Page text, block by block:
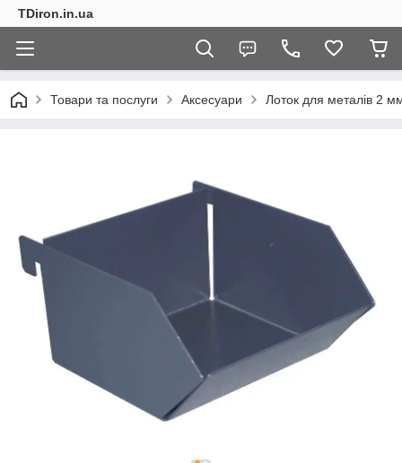
TDiron.in.ua
Товари та послуги Аксесуари Лоток для металів 2